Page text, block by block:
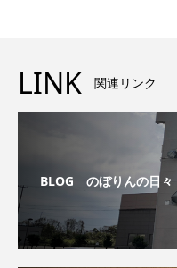
LINK 関連リンク
BLOG のぼりんの日々